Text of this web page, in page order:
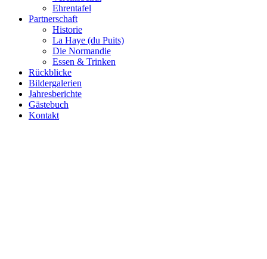
Ehrentafel
Partnerschaft
Historie
La Haye (du Puits)
Die Normandie
Essen & Trinken
Rückblicke
Bildergalerien
Jahresberichte
Gästebuch
Kontakt